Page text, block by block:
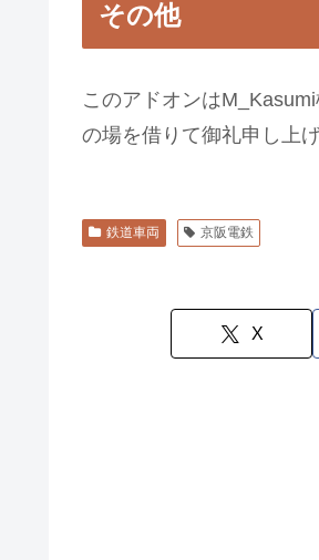
その他
このアドオンは
の場を借りて御礼申し上げ
鉄道車両 京阪電鉄
X